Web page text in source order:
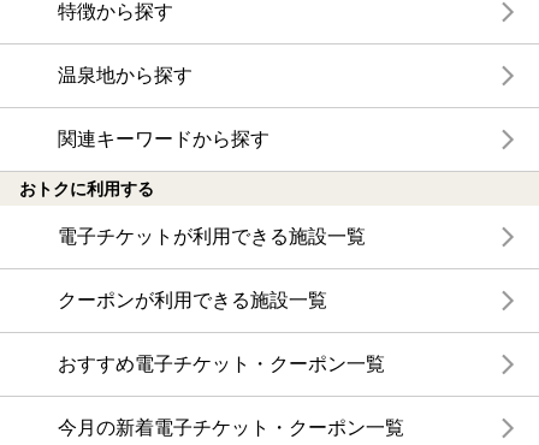
特徴から探す
温泉地から探す
関連キーワードから探す
おトクに利用する
電子チケットが利用できる施設一覧
クーポンが利用できる施設一覧
おすすめ電子チケット・クーポン一覧
今月の新着電子チケット・クーポン一覧